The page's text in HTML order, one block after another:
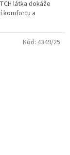
látka dokáže
komfortu a
Kód: 4349/25